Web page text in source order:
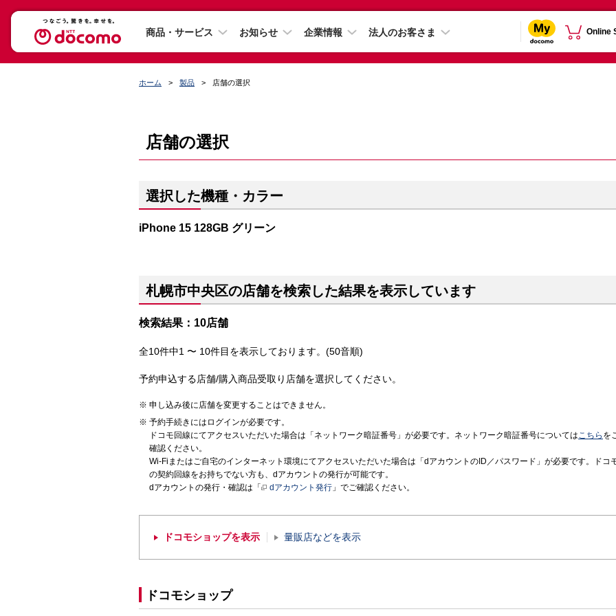
商品・サービス お知らせ 企業情報 法人のお客さま Online
ホーム 製品 店舗の選択
店舗の選択
選択した機種・カラー
iPhone 15 128GB グリーン
札幌市中央区の店舗を検索した結果を表示しています
検索結果：10店舗
全10件中1 〜 10件目を表示しております。(50音順)
予約申込する店舗/購入商品受取り店舗を選択してください。
申し込み後に店舗を変更することはできません。
予約手続きにはログインが必要です。
ドコモ回線にてアクセスいただいた場合は「ネットワーク暗証番号」が必要です。ネットワーク暗証番号についてはこちら を
確認ください。
Wi-Fiまたはご自宅のインターネット環境にてアクセスいただいた場合は「dアカウントのID／パスワード」が必要です。ドコ
の契約回線をお持ちでない方も、dアカウントの発行が可能です。
dアカウントの発行・確認は「
dアカウント発行 」でご確認ください。
ドコモショップを表示 量販店などを表示
ドコモショップ